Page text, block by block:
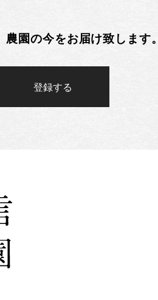
園の今をお届け致します。